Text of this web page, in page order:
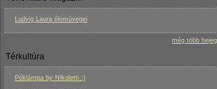
Ludvig Laura ólomüvegei
még több
Térkultúra
Póklámpa by Nikoletti :)